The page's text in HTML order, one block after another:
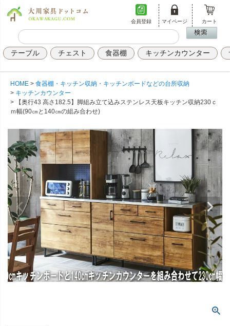
会員登録 マイページ カート
テーブル チェスト 食器棚 キッチンカウンター
HOME
食器棚・キッチン収納・キッチンボードなどの台所収納
キッチンカウンター
【奥行43 高さ182.5】脚組み立て込みステンレス天板キッチン収納230ｃ
ｍ幅(90㎝と140㎝の組み合わせ)